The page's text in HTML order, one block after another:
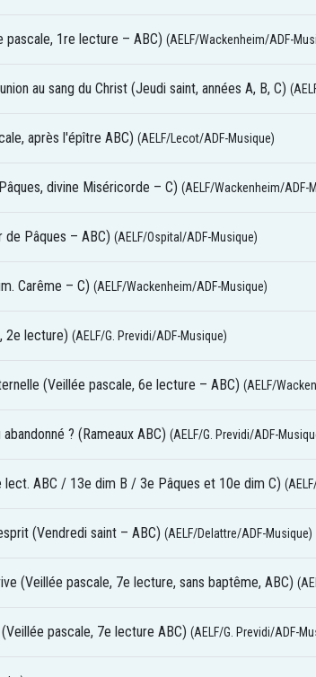
pascale, 1re lecture – ABC) (AELF/Wackenheim/ADF-
au sang du Christ (Jeudi saint, années A, B, C)
après l'épître ABC) (AELF/Lecot/ADF-Musique)
divine Miséricorde – C) (AELF/Wackenheim/ADF-
de Pâques – ABC) (AELF/Ospital/ADF-Musique)
Carême – C) (AELF/Wackenheim/ADF-Musique)
2e lecture) (AELF/G. Previdi/ADF-Musique)
(Veillée pascale, 6e lecture – ABC) (AELF/
? (Rameaux ABC) (AELF/G. Previdi/ADF-
ABC / 13e dim B / 3e Pâques et 10e dim C)
(Vendredi saint – ABC) (AELF/Delattre/ADF-Musique)
(Veillée pascale, 7e lecture, sans baptême, ABC)
pascale, 7e lecture ABC) (AELF/G. Previdi/ADF-